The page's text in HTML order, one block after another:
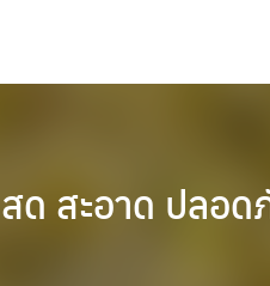
ด สะอาด ปลอด